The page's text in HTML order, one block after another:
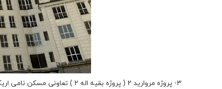
3- پروژه مروارید 2 ( پروژه